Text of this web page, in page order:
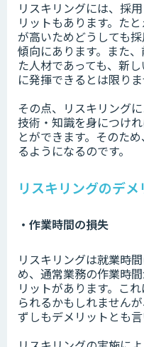
リスキリングには、採
リットもあります。た
が高いためどうしても
傾向にあります。また
た人材であっても、新
に発揮できるとは限りま
その点、リスキリング
技術・知識を身につけ
とができます。そのた
るようになるのです。
リスキリングのデメ
・作業時間の損失
リスキリングは就業時
め、通常業務の作業時
リットがあります。こ
られるかもしれません
ずしもデメリットとも言